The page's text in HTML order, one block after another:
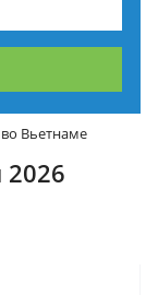
Вьетнаме